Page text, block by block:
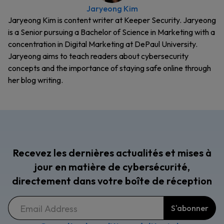
Jaryeong Kim
Jaryeong Kim is content writer at Keeper Security. Jaryeong
is a Senior pursuing a Bachelor of Science in Marketing with a
concentration in Digital Marketing at DePaul University.
Jaryeong aims to teach readers about cybersecurity
concepts and the importance of staying safe online through
her blog writing.
Recevez les dernières actualités et mises à
jour en matière de cybersécurité,
directement dans votre boîte de réception